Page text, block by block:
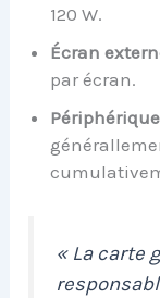
120 W.
Écran
par écran.
« La carte